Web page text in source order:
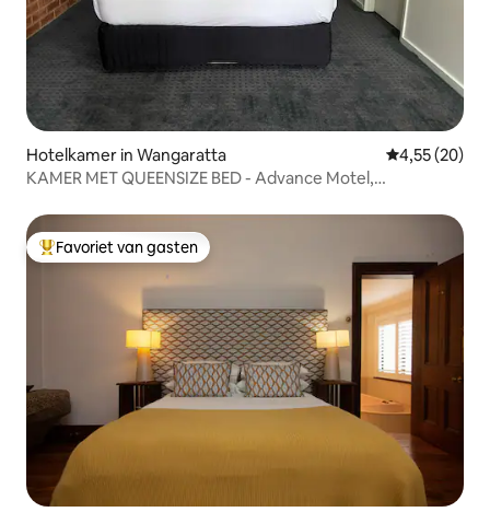
Hotelkamer in Wangaratta Gemiddelde
4,55 (20)
KAMER MET QUEENSIZE BED - Advance Motel,
Topfavoriet van gasten
Favoriet van gasten